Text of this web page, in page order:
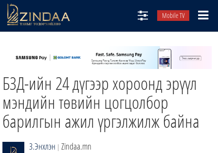
Mobile TV
ТВ8
ӨГЛӨӨНИЙ СОНИН
АУДИО ЗОХИОЛ
ЗИНДАА СЭТГҮҮЛ
БЗД-ийн 24 дүгээр хороонд эрүүл
мэндийн төвийн цогцолбор
барилгын ажил үргэлжилж байна
З.Энхлэн | Zindaa.mn